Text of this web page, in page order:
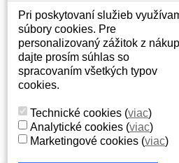
DISPLEJ PRE SVOJ
Displej je možné
notebooku, ktorý je
strane notebooku na
batériou. Býva tiež
rámčeku alebo pri
že máte displej
to vďaka
displeja, ktoré sa
EAN kóde.
Váš účet
Váš účet
Osobné informácie
Adresy
Pri poskytovaní služieb
súbory cookies. Pre
personalizovaný zážitok z
dajte prosím súhlas so
spracovaním všetkých typov
cookies.
Technické cookies (viac)
Analytické cookies (viac)
Marketingové cookies (viac)